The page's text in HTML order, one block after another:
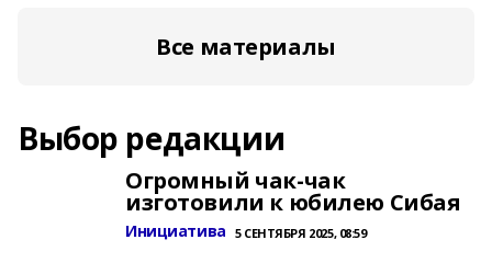
Все материалы
Выбор редакции
Огромный чак-чак
изготовили к юбилею Сибая
Инициатива 5 СЕНТЯБРЯ 2025, 08:59